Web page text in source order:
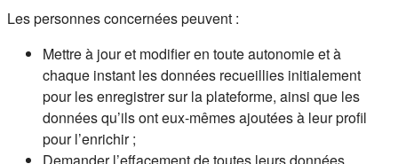
Les personnes concernées peuvent :
Mettre à jour et modifier en toute autonomie et à
chaque instant les données recueillies initialement
pour les enregistrer sur la plateforme, ainsi que les
données qu’ils ont eux-mêmes ajoutées à leur profil
pour l’enrichir ;